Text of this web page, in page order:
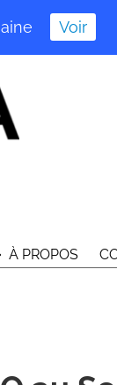
À PROPOS
Voir